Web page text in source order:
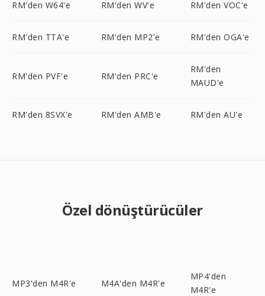
RM'den W64'e RM'den WV'e RM'den VOC'e
RM'den TTA'e RM'den MP2'e RM'den OGA'e
RM'den PVF'e RM'den PRC'e
RM'den
MAUD'e
RM'den 8SVX'e RM'den AMB'e RM'den AU'e
Özel dönüştürücüler
MP3'den M4R'e M4A'den M4R'e
MP4'den
M4R'e